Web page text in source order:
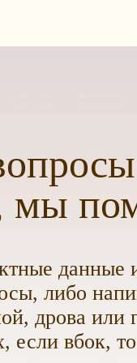
мы
данные
либо
дрова или
если вбок,